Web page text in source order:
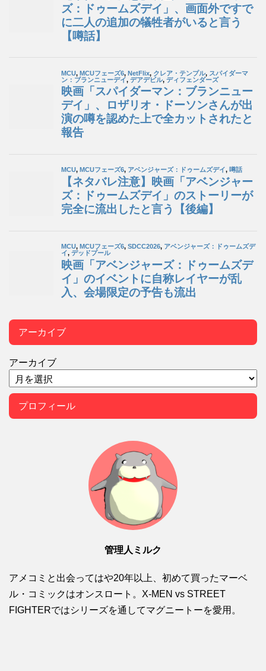
アーカイブ
アーカイブ
プロフィール
管理人ミルク
アメコミと出会ってはや20年以上、初めて買ったマーベ
ル・コミックはオンスロート。X-MEN vs STREET
FIGHTERではシリーズを通してマグニートーを愛用。